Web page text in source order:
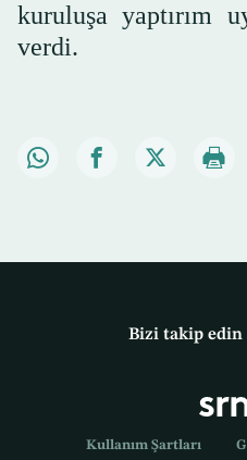
kuruluşa yaptırım
verdi.
Bizi takip edin
Kullanım Şartları